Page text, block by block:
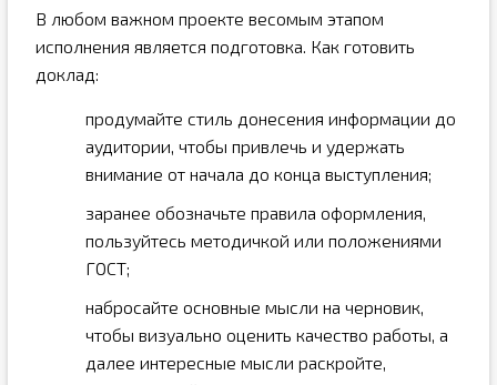
В любом важном проекте весомым этапом
исполнения является подготовка. Как готовить
доклад:
продумайте стиль донесения информации до
аудитории, чтобы привлечь и удержать
внимание от начала до конца выступления;
заранее обозначьте правила оформления,
пользуйтесь методичкой или положениями
ГОСТ;
набросайте основные мысли на черновик,
чтобы визуально оценить качество работы, а
далее интересные мысли раскройте,